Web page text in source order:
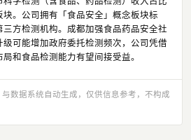
。公司拥有「食品安全」概念板块标
方检测机构。成都加强食品药品安全社
可能增加政府委托检测频次，公司凭借
和食品检测能力有望间接受益。
数据系统自动生成，仅供信息参考，不构成